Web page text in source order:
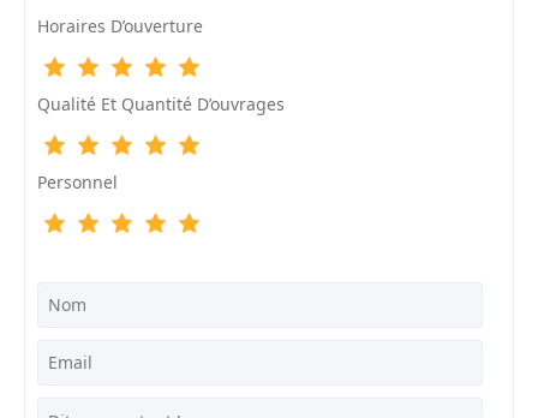
Horaires D’ouverture
Qualité Et Quantité D’ouvrages
Personnel